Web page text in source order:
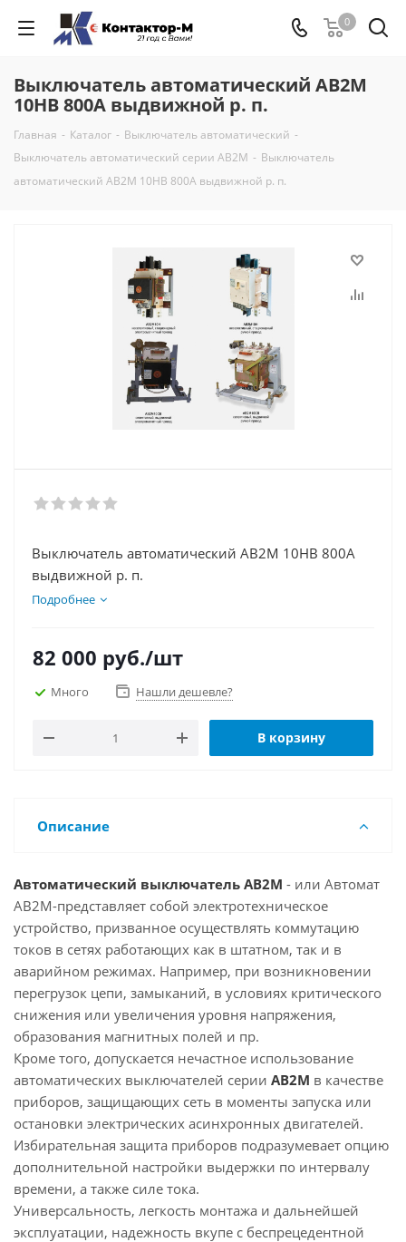
0
Выключатель автоматический АВ2М
10НВ 800А выдвижной р. п.
Главная - Каталог - Выключатель автоматический -
Выключатель автоматический серии АВ2М - Выключатель
автоматический АВ2М 10НВ 800А выдвижной р. п.
Выключатель автоматический АВ2М 10НВ 800А
выдвижной р. п.
Подробнее
82 000 руб./шт
Много Нашли дешевле?
В корзину
Описание
Автоматический выключатель АВ2М - или Автомат
АВ2М-представляет собой электротехническое
устройство, призванное осуществлять коммутацию
токов в сетях работающих как в штатном, так и в
аварийном режимах. Например, при возникновении
перегрузок цепи, замыканий, в условиях критического
снижения или увеличения уровня напряжения,
образования магнитных полей и пр.
Кроме того, допускается нечастное использование
автоматических выключателей серии АВ2М в качестве
приборов, защищающих сеть в моменты запуска или
остановки электрических асинхронных двигателей.
Избирательная защита приборов подразумевает опцию
дополнительной настройки выдержки по интервалу
времени, а также силе тока.
Универсальность, легкость монтажа и дальнейшей
эксплуатации, надежность вкупе с беспрецедентной